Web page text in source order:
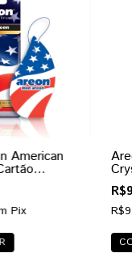
American
Pix